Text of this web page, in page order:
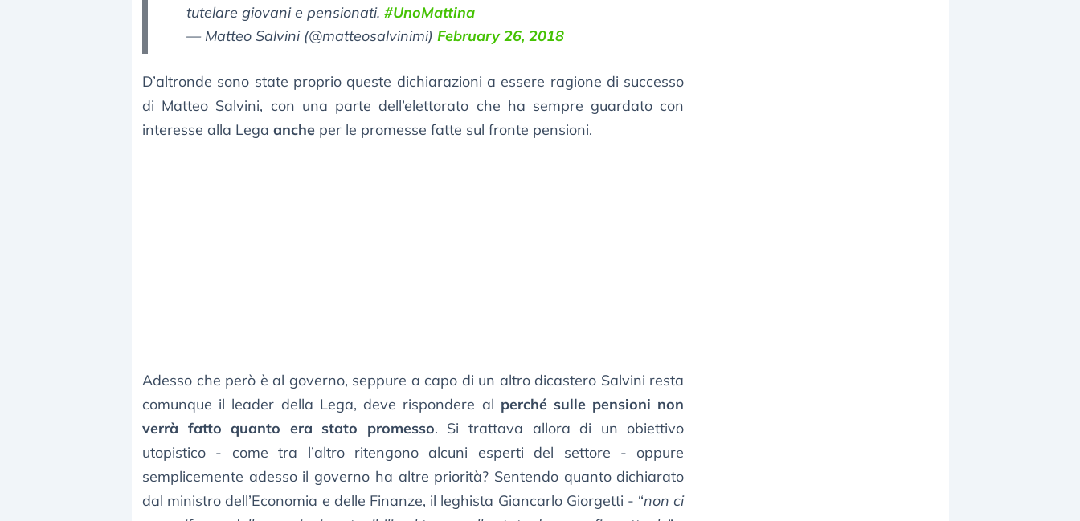
tutelare giovani e pensionati. #UnoMattina
— Matteo Salvini (@matteosalvinimi) February 26, 2018
D’altronde sono state proprio queste dichiarazioni a essere ragione di successo
di Matteo Salvini, con una parte dell’elettorato che ha sempre guardato con
interesse alla Lega anche per le promesse fatte sul fronte pensioni.
Adesso che però è al governo, seppure a capo di un altro dicastero Salvini resta
comunque il leader della Lega, deve rispondere al perché sulle pensioni non
verrà fatto quanto era stato promesso. Si trattava allora di un obiettivo
utopistico - come tra l’altro ritengono alcuni esperti del settore - oppure
semplicemente adesso il governo ha altre priorità? Sentendo quanto dichiarato
dal ministro dell’Economia e delle Finanze, il leghista Giancarlo Giorgetti - “non ci